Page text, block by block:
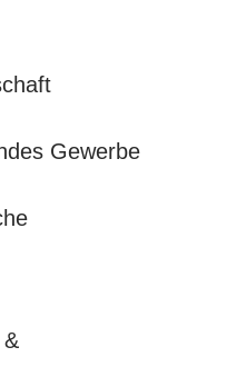
Gewerbe